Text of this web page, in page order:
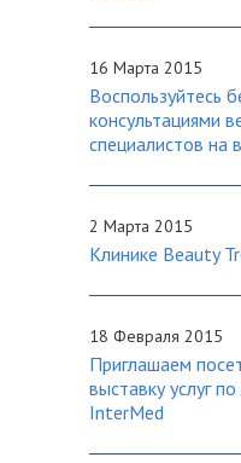
16 Марта 2015
Воспользуйтесь
консультациями
специалистов на
2 Марта 2015
Клинике Beauty
18 Февраля 2015
Приглашаем
выставку услуг
InterMed